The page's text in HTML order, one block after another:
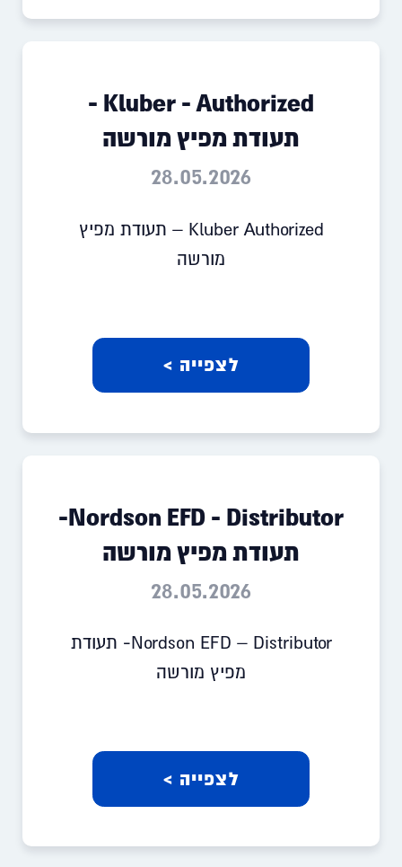
Kluber - Authorized -
תעודת מפיץ מורשה
28.05.2026
Kluber Authorized – תעודת מפיץ
מורשה
לצפייה >
Nordson EFD - Distributor-
תעודת מפיץ מורשה
28.05.2026
Nordson EFD – Distributor- תעודת
מפיץ מורשה
לצפייה >